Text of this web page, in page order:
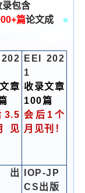
录包含
篇论文成
章
3.5
见
EEI 202
1
收录文章
100篇
会后1个
月见刊！
出
IOP-JP
CS出版